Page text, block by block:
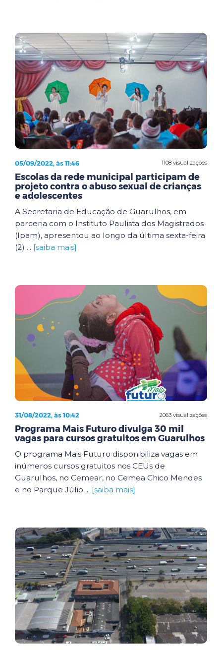
1108 visualizações
05/09/2022, às 11:46
Escolas da rede municipal participam de
projeto contra o abuso sexual de crianças
e adolescentes
A Secretaria de Educação de Guarulhos, em
parceria com o Instituto Paulista dos Magistrados
(Ipam), apresentou ao longo da última sexta-feira
(2) ... [saiba mais]
2063 visualizações
31/08/2022, às 10:42
Programa Mais Futuro divulga 30 mil
vagas para cursos gratuitos em Guarulhos
O programa Mais Futuro disponibiliza vagas em
inúmeros cursos gratuitos nos CEUs de
Guarulhos, no Cemear, no Cemea Chico Mendes
e no Parque Júlio ... [saiba mais]